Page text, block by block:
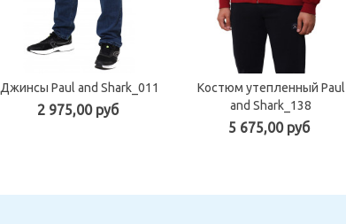
Джинсы Paul and Shark_011
2 975,00 руб
Костюм утепленный Paul
and Shark_138
5 675,00 руб